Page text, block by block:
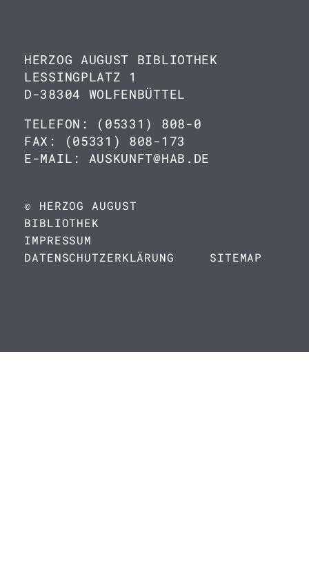
HERZOG AUGUST BIBLIOTHEK
LESSINGPLATZ 1
D-38304 WOLFENBÜTTEL
TELEFON: (05331) 808-0
FAX: (05331) 808-173
E-MAIL: AUSKUNFT@HAB.DE
© HERZOG AUGUST
BIBLIOTHEK
IMPRESSUM
DATENSCHUTZERKLÄRUNG
SITEMAP